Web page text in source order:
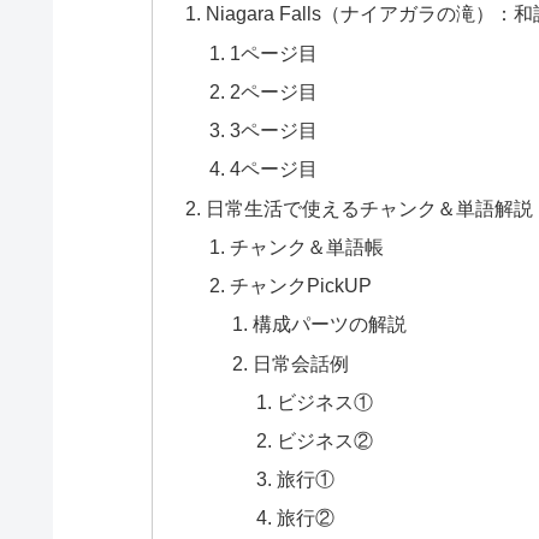
Niagara Falls（ナイアガラの滝）：和
1ページ目
2ページ目
3ページ目
4ページ目
日常生活で使えるチャンク＆単語解説
チャンク＆単語帳
チャンクPickUP
構成パーツの解説
日常会話例
ビジネス①
ビジネス②
旅行①
旅行②